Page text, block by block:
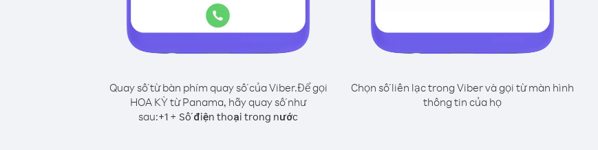
Quay số từ bàn phím quay số của Viber.Để gọi
HOA KỲ từ Panama, hãy quay số như
sau:+1 + Số điện thoại trong nước
Chọn số liên lạc trong Viber và gọi từ màn hình
thông tin của họ